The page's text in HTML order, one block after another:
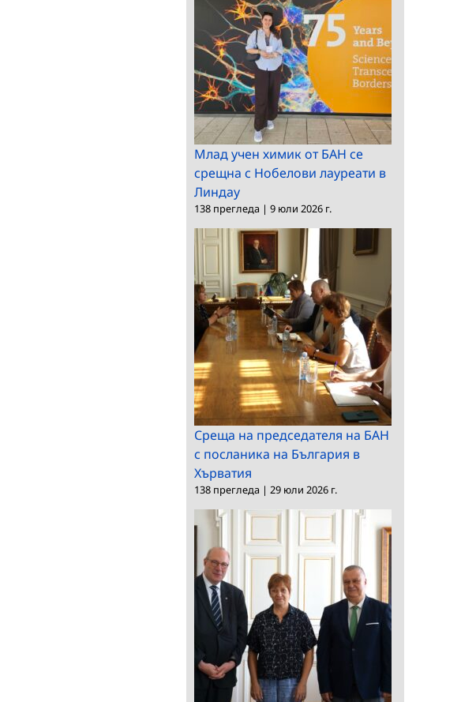
Млад учен химик от БАН се
срещна с Нобелови лауреати в
Линдау
138 прегледа | 9 юли 2026 г.
Среща на председателя на БАН
с посланика на България в
Хърватия
138 прегледа | 29 юли 2026 г.